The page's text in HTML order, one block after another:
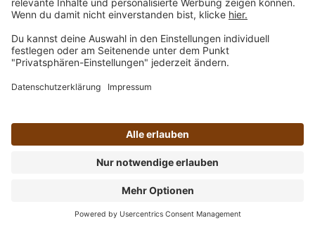
Sichere Bestellung
Schnelle Lieferung